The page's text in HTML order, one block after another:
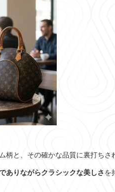
柄と、その確かな品質に裏打ちさ
ありながらクラシックな美しさ を